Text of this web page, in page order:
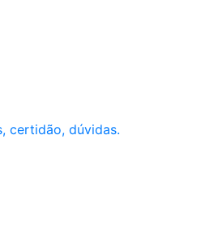
certidão, dúvidas.